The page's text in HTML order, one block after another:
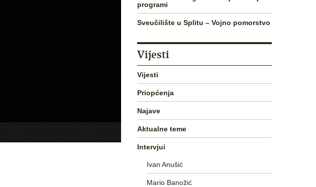
programi
Sveučilište u Splitu – Vojno pomorstvo
Vijesti
Vijesti
Priopćenja
Najave
Aktualne teme
Intervjui
Ivan Anušić
Mario Banožić